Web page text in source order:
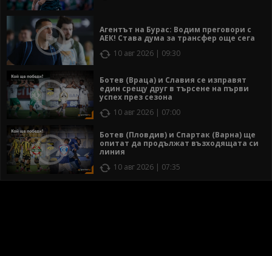
Агентът на Бурас: Водим преговори с
АЕК! Става дума за трансфер още сега
10 авг 2026 | 09:30
Ботев (Враца) и Славия се изправят
един срещу друг в търсене на първи
успех през сезона
10 авг 2026 | 07:00
Ботев (Пловдив) и Спартак (Варна) ще
опитат да продължат възходящата си
линия
10 авг 2026 | 07:35